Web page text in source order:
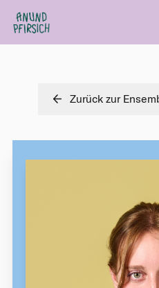
Zum Inhalt springen
Zurück zur